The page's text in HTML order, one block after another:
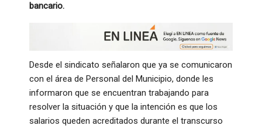
bancario.
Desde el sindicato señalaron que ya se comunicaron
con el área de Personal del Municipio, donde les
informaron que se encuentran trabajando para
resolver la situación y que la intención es que los
salarios queden acreditados durante el transcurso